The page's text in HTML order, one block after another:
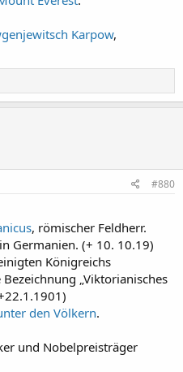
Karpow,
#880
, römischer Feldherr.
Germanien. (+ 10. 10.19)
Königreichs
„Viktorianisches
den Völkern.
und Nobelpreisträger